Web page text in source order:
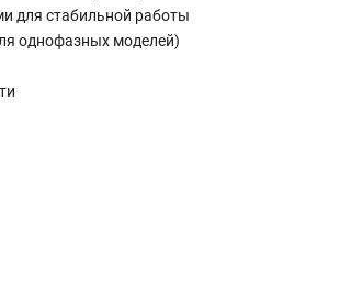
для стабильной работы
однофазных моделей)